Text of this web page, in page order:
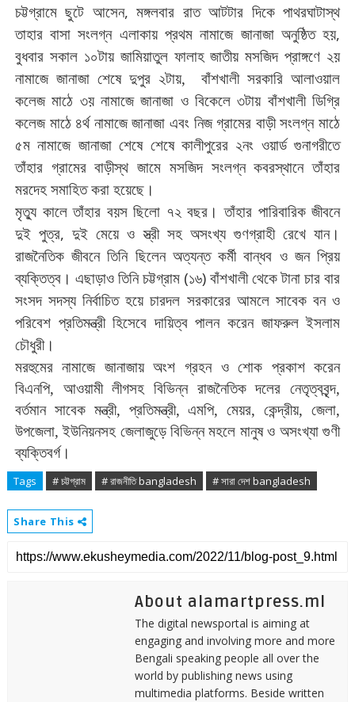
চট্টগ্রামে ছুটে আসেন,মঙ্গলবার রাত আটটার দিকে পাথরঘাটাস্থ
তাহার বাসা সংলগ্ন এলাকায় প্রথম নামাজে জানাজা অনুষ্ঠিত হয়,
বুধবার সকাল ১০টায় জামিয়াতুল ফালাহ জাতীয় মসজিদ প্রাঙ্গণে ২য়
নামাজে জানাজা শেষে দুপুর ২টায়, বাঁশখালী সরকারি আলাওয়াল
কলেজ মাঠে ৩য় নামাজে জানাজা ও বিকেলে ৩টায় বাঁশখালী ডিগ্রি
কলেজ মাঠে ৪র্থ নামাজে জানাজা এবং নিজ গ্রামের বাড়ী সংলগ্ন মাঠে
৫ম নামাজে জানাজা শেষে শেষে কালীপুরের ২নং ওয়ার্ড গুনাগরীতে
তাঁহার গ্রামের বাড়ীস্থ জামে মসজিদ সংলগ্ন কবরস্থানে তাঁহার
মরদেহ সমাহিত করা হয়েছে।
মৃত্যু কালে তাঁহার বয়স ছিলো ৭২ বছর ।তাঁহার পারিবারিক জীবনে
দুই পুত্র,দুই মেয়ে ও স্ত্রী সহ অসংখ্য গুণগ্রাহী রেখে যান।
রাজনৈতিক জীবনে তিনি ছিলেন অত্যন্ত কর্মী বান্ধব ও জন প্রিয়
ব্যক্তিত্ব। এছাড়াও তিনি চট্টগ্রাম (১৬)বাঁশখালী থেকে টানা চার বার
সংসদ সদস্য নির্বাচিত হয়ে চারদল সরকারের আমলে সাবেক বন ও
পরিবেশ প্রতিমন্ত্রী হিসেবে দায়িত্ব পালন করেন জাফরুল ইসলাম
চৌধুরী।
মরহুমের নামাজে জানাজায় অংশ গ্রহন ও শোক প্রকাশ করেন
বিএনপি, আওয়ামী লীগসহ বিভিন্ন রাজনৈতিক দলের নেতৃত্ববৃন্দ,
বর্তমান সাবেক মন্ত্রী, প্রতিমন্ত্রী, এমপি, মেয়র, কেন্দ্রীয়, জেলা,
উপজেলা, ইউনিয়নসহ জেলাজুড়ে বিভিন্ন মহলে মানুষ ও অসংখ্যা গুণী
ব্যক্তিবর্গ।
Tags # চট্টগ্রাম # রাজনীতি bangladesh # সারা দেশ bangladesh
Share This
About alamartpress.ml
The digital newsportal is aiming at
engaging and involving more and more
Bengali speaking people all over the
world by publishing news using
multimedia platforms. Beside written